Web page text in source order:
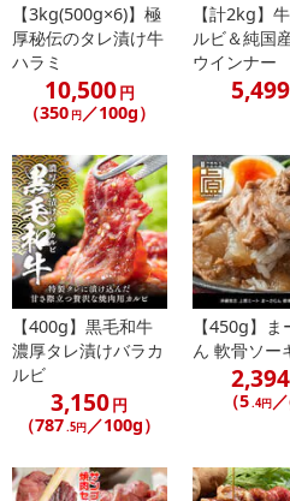
【3kg(500g×6)】極
厚秘伝のタレ漬け牛
ハラミ
10,500円
（350 円 ／100g）
【計2kg】
ルビ＆純国
ウインナー
5,499
【400g】黒毛和牛
濃厚タレ漬けバラカ
ルビ
3,150円
（787.5円／100g）
【450g】
ん 軟骨ソー
2,394
（5.4円／